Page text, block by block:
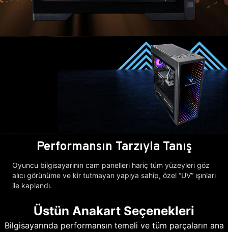
Performansın Tarzıyla Tanış
Oyuncu bilgisayarının cam panelleri hariç tüm yüzeyleri göz
alıcı görünüme ve kir tutmayan yapıya sahip, özel “UV” ışınları
ile kaplandı.
Üstün Anakart Seçenekleri
Bilgisayarında performansın temeli ve tüm parçaların ana